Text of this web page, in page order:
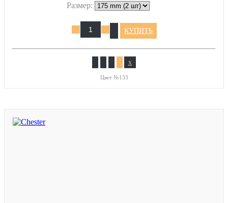
Размер:
КУПИТЬ
x
Цвет №133